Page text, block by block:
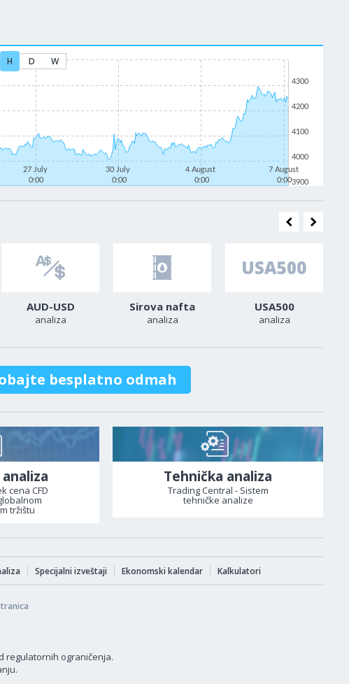
H D W
27 July
0:00
30 July
0:00
4 August
0:00
7 August
0:003900
4000
4100
4200
4300
AUD-USD
analiza
Sirova nafta
analiza
USA500
analiza
besplatno odmah
cena CFD
tržištu
Tehnička analiza
Trading Central - Sistem
tehničke analize
Specijalni izveštaji Ekonomski kalendar Kalkulatori
regulatornih ograničenja.